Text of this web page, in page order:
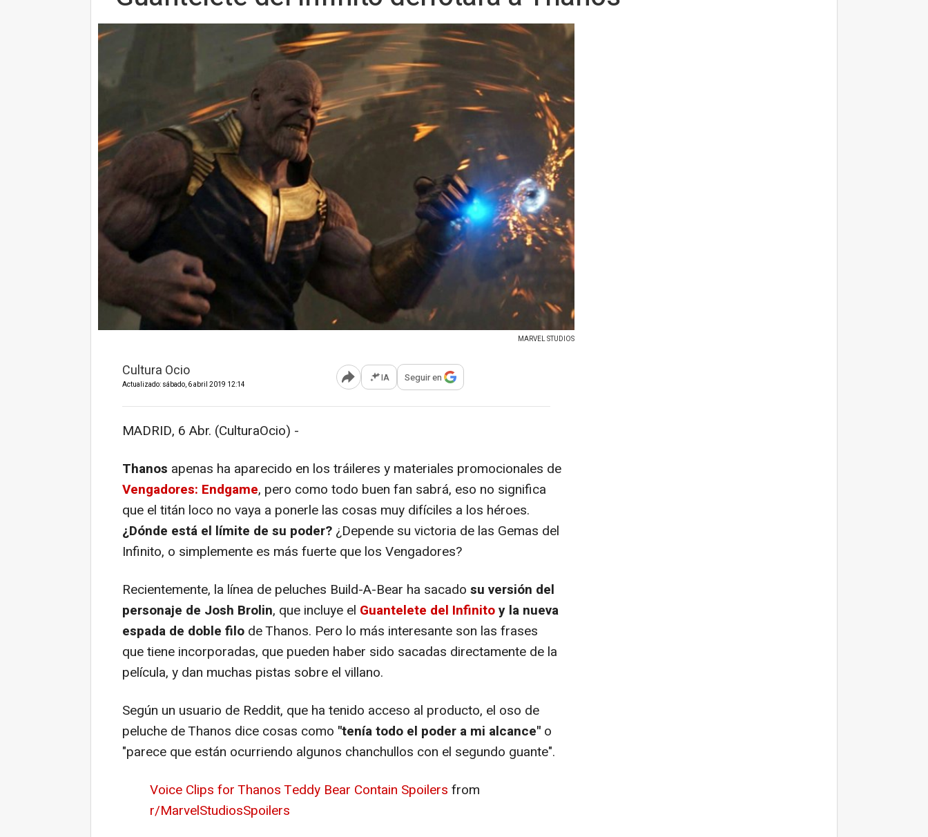
MARVEL STUDIOS
Cultura Ocio
Actualizado: sábado, 6 abril 2019 12:14 Abrir opciones para compartir
IA Seguir en
MADRID, 6 Abr. (CulturaOcio) -
Thanos apenas ha aparecido en los tráileres y materiales promocionales de
Vengadores: Endgame, pero como todo buen fan sabrá, eso no significa
que el titán loco no vaya a ponerle las cosas muy difíciles a los héroes.
¿Dónde está el límite de su poder? ¿Depende su victoria de las Gemas del
Infinito, o simplemente es más fuerte que los Vengadores?
Recientemente, la línea de peluches Build-A-Bear ha sacado su versión del
personaje de Josh Brolin, que incluye el Guantelete del Infinitoy la nueva
espada de doble filo de Thanos. Pero lo más interesante son las frases
que tiene incorporadas, que pueden haber sido sacadas directamente de la
película, y dan muchas pistas sobre el villano.
Según un usuario de Reddit, que ha tenido acceso al producto, el oso de
peluche de Thanos dice cosas como "tenía todo el poder a mi alcance" o
"parece que están ocurriendo algunos chanchullos con el segundo guante".
Voice Clips for Thanos Teddy Bear Contain Spoilers from
r/MarvelStudiosSpoilers